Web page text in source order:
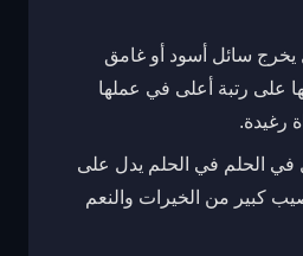
يخرج سائل أسود أو غامق
على رتبة أعلى في عملها
رغيدة.
في الحلم في الحلم يدل على
كبير من الخيرات والنعم